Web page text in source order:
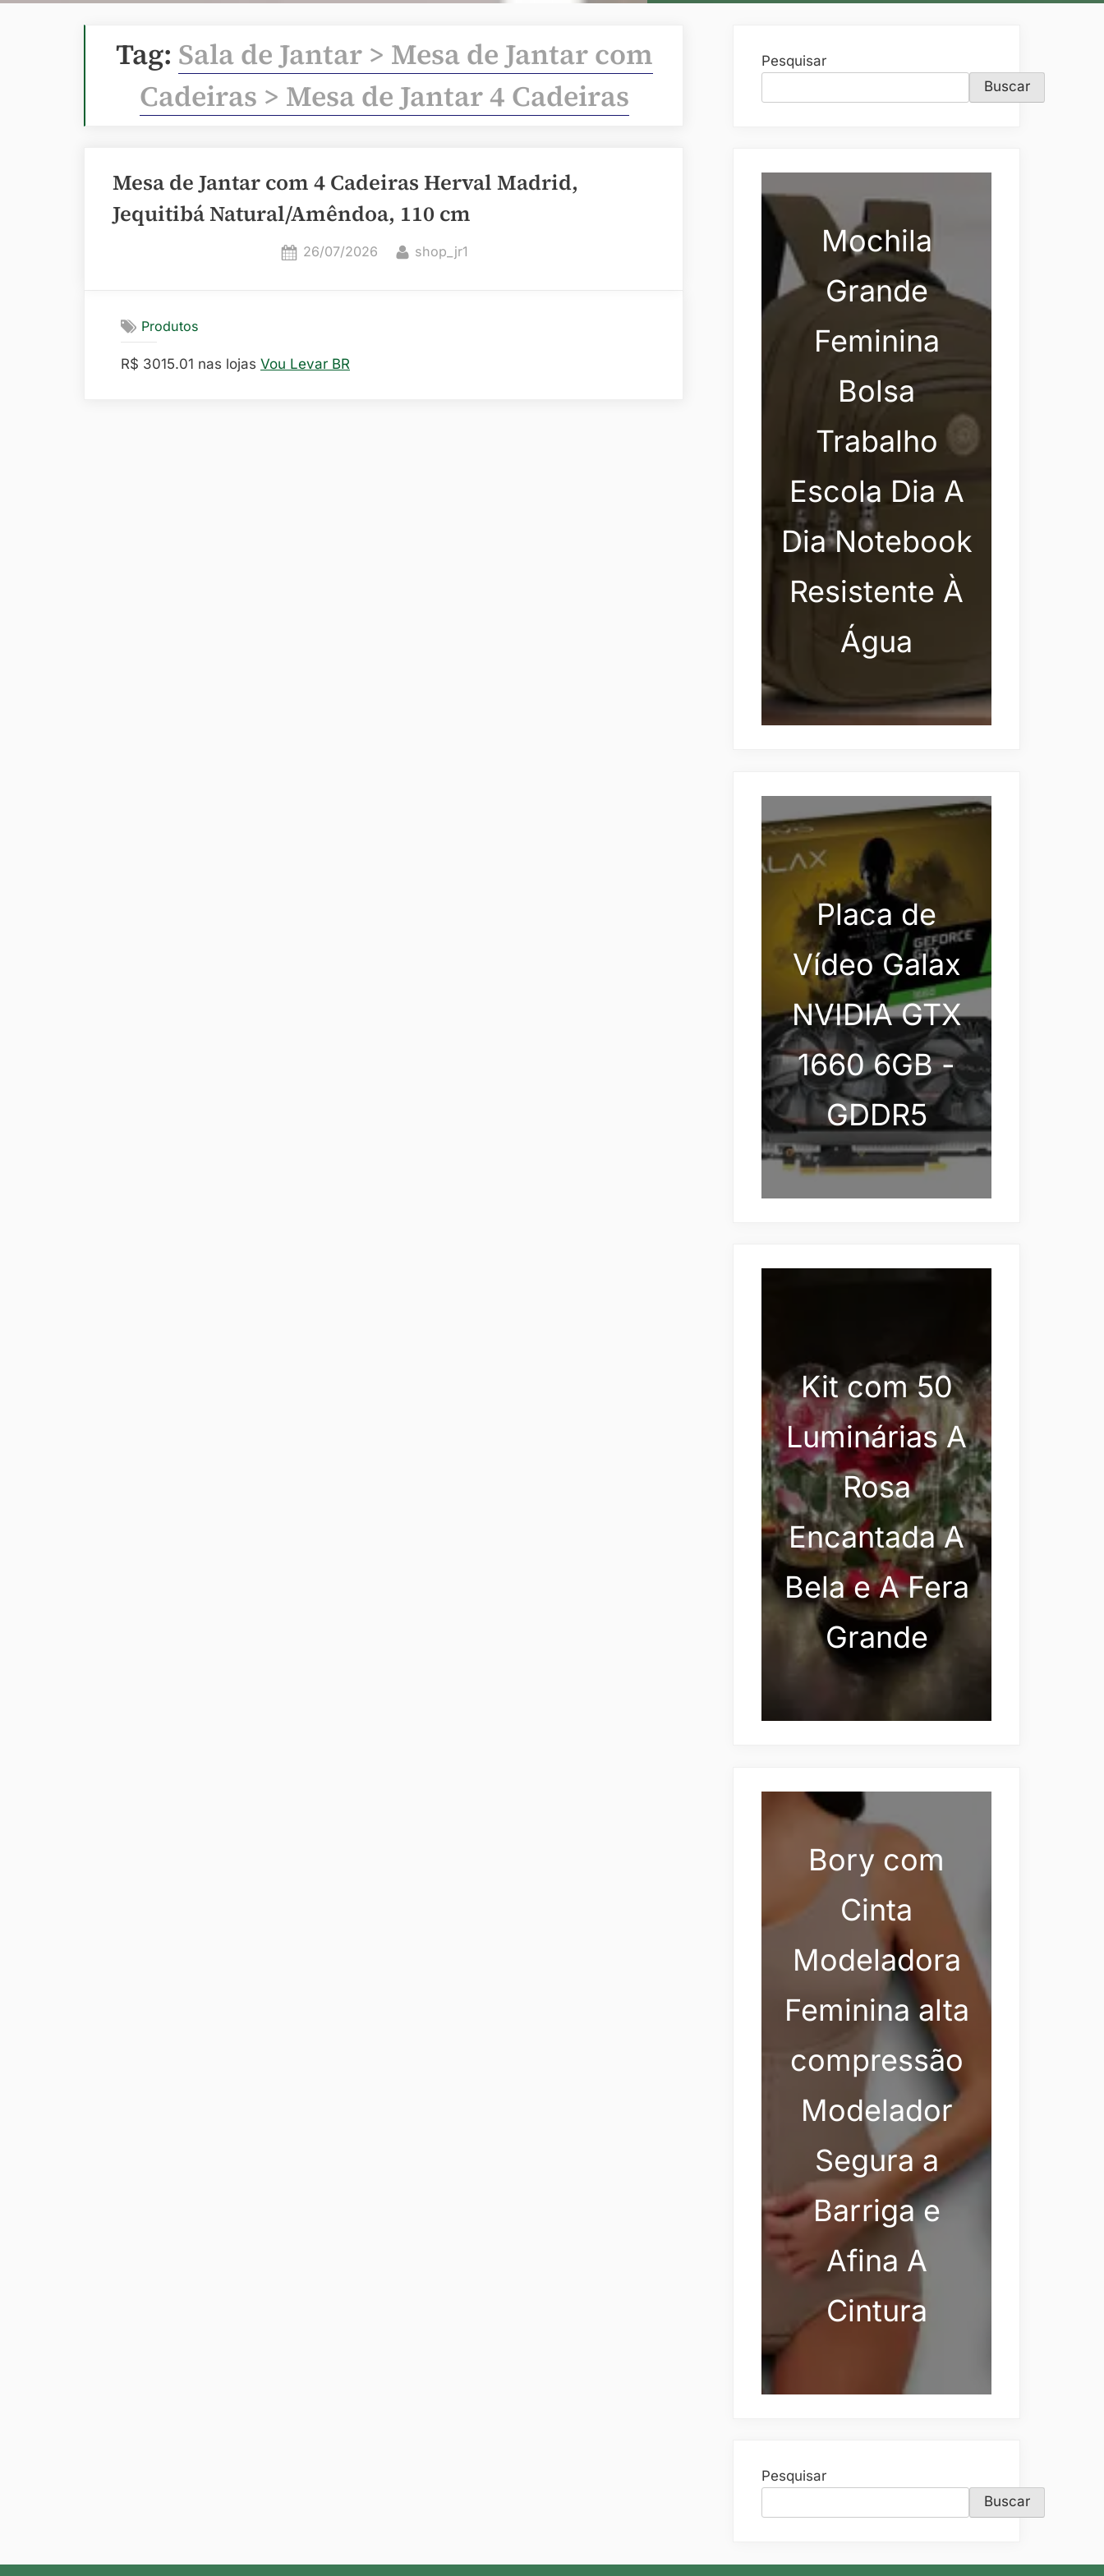
Tag: Sala de Jantar > Mesa de Jantar com
Cadeiras > Mesa de Jantar 4 Cadeiras
Mesa de Jantar com 4 Cadeiras Herval Madrid,
Jequitibá Natural/Amêndoa, 110 cm
Posted
26/07/2026 By
shop_jr1
Produtos
R$ 3015.01 nas lojas Vou Levar BR
Pesquisar
Buscar
Mochila
Grande
Feminina
Bolsa
Trabalho
Escola Dia A
Dia Notebook
Resistente À
Água
Placa de
Vídeo Galax
NVIDIA GTX
1660 6GB -
GDDR5
Kit com 50
Luminárias A
Rosa
Encantada A
Bela e A Fera
Grande
Bory com
Cinta
Modeladora
Feminina alta
compressão
Modelador
Segura a
Barriga e
Afina A
Cintura
Pesquisar
Buscar